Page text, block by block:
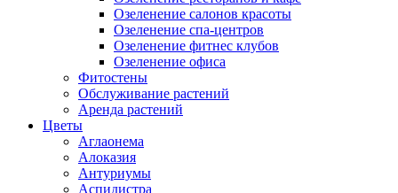
Озеленение салонов красоты
Озеленение спа-центров
Озеленение фитнес клубов
Озеленение офиса
Фитостены
Обслуживание растений
Аренда растений
Цветы
Аглаонема
Алоказия
Антуриумы
Аспидистра